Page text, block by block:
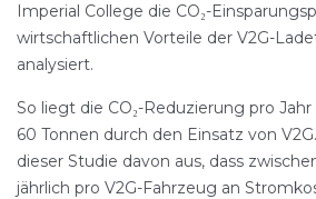
Imperial College die CO₂-
wirtschaftlichen Vorteile der V2G-
analysiert.
So liegt die CO₂-Reduzierung pro
60 Tonnen durch den Einsatz von
dieser Studie davon aus, dass
jährlich pro V2G-Fahrzeug an